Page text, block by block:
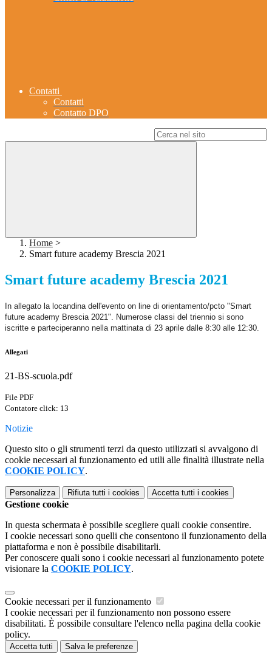
Contatti
Contatti
Contatto DPO
Home >
Smart future academy Brescia 2021
Smart future academy Brescia 2021
In allegato la locandina dell'evento on line di orientamento/pcto "Smart
future academy Brescia 2021". Numerose classi del triennio si sono
iscritte e parteciperanno nella mattinata di 23 aprile dalle 8:30 alle 12:30.
Allegati
21-BS-scuola.pdf
File PDF
Contatore click: 13
Notizie
Questo sito o gli strumenti terzi da questo utilizzati si avvalgono di
cookie necessari al funzionamento ed utili alle finalità illustrate nella
COOKIE POLICY.
Personalizza Rifiuta tutti i cookies Accetta tutti i cookies
Gestione cookie
In questa schermata è possibile scegliere quali cookie consentire.
I cookie necessari sono quelli che consentono il funzionamento della
piattaforma e non è possibile disabilitarli.
Per conoscere quali sono i cookie necessari al funzionamento potete
visionare la COOKIE POLICY.
Cookie necessari per il funzionamento
I cookie necessari per il funzionamento non possono essere
disabilitati. È possibile consultare l'elenco nella pagina della cookie
policy.
Accetta tutti Salva le preferenze